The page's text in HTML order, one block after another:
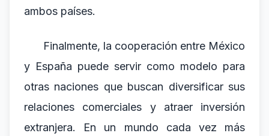
ambos países.
Finalmente, la cooperación entre México
y España puede servir como modelo para
otras naciones que buscan diversificar sus
relaciones comerciales y atraer inversión
extranjera. En un mundo cada vez más